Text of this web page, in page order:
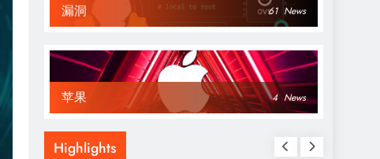
漏洞 61 News
苹果 4 News
Highlights